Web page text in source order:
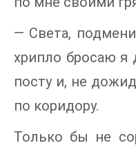
— Света,
хрипло бросаю я
посту и, не
по коридору.
Только бы не